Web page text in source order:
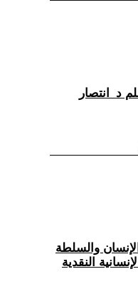
د_انتصار
والسلطة
النقدية